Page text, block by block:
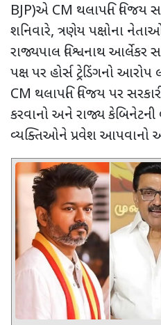
BJP)એ CM થલાપતિ વિજય
શનિવારે, ત્રણેય પક્ષોના
રાજ્યપાલ વિશ્વનાથ આર્લેકર
પક્ષ પર હોર્સ ટ્રેડિંગનો
CM થલાપતિ વિજય પર
કરવાનો અને રાજ્ય
વ્યક્તિઓને પ્રવેશ આપવાનો